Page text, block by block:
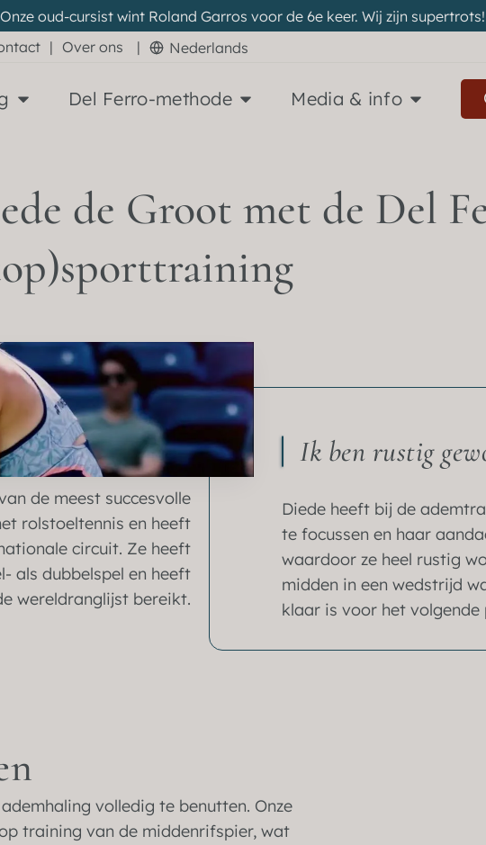
oud-cursist wint Roland Garros voor de 6e keer. Wij zijn supertrots!
| Over ons | Nederlands
Del Ferro-methode Media & info
de Groot met de Del
de meest succesvolle
rolstoeltennis en heeft
circuit. Ze heeft
als dubbelspel en heeft
wereldranglijst bereikt.
Ik ben rustig
Diede heeft bij de
te focussen en haar
waardoor ze heel rustig
midden in een wedstrijd
klaar is voor het volgende
volledig te benutten. Onze
training van de middenrifspier, wat